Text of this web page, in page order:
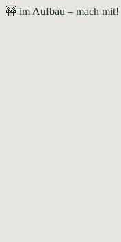
🚧 im Aufbau – mach mit!